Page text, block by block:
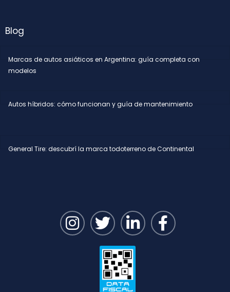
Blog
Marcas de autos asiáticos en Argentina: guía completa con
modelos
Autos híbridos: cómo funcionan y guía de mantenimiento
General Tire: descubrí la marca todoterreno de Continental
I
n
T
w
i
t
t
L
i
n
e
F
a